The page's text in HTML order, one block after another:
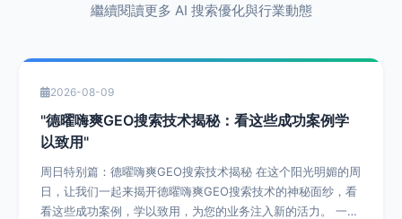
繼續閱讀更多 AI 搜索優化與行業動態
2026-08-09
"德曜嗨爽GEO搜索技术揭秘：看这些成功案例学
以致用"
周日特别篇：德曜嗨爽GEO搜索技术揭秘 在这个阳光明媚的周
日，让我们一起来揭开德曜嗨爽GEO搜索技术的神秘面纱，看
看这些成功案例，学以致用，为您的业务注入新的活力。 一、